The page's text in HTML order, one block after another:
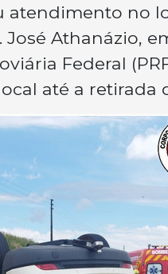
atendimento no
José Athanázio,
Federal
até a retirada